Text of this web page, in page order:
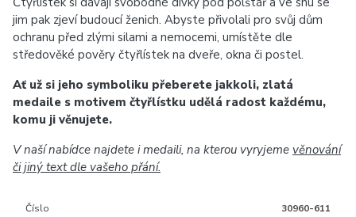
jim pak zjeví budoucí ženich. Abyste přivolali pro svůj dům
ochranu před zlými silami a nemocemi, umístěte dle
středověké pověry čtyřlístek na dveře, okna či postel.
Ať už si jeho symboliku přeberete jakkoli, zlatá
medaile s motivem čtyřlístku udělá radost každému,
komu ji věnujete.
V naší nabídce najdete i medaili, na kterou vyryjeme věnování
či jiný text dle vašeho přání.
Číslo 30960-611